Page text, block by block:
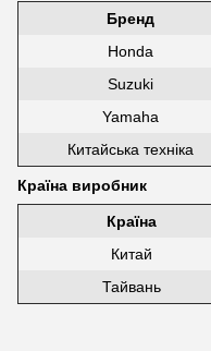
Бренд
Honda
Suzuki
Yamaha
Китайська техніка
Країна виробник
Країна
Китай
Тайвань